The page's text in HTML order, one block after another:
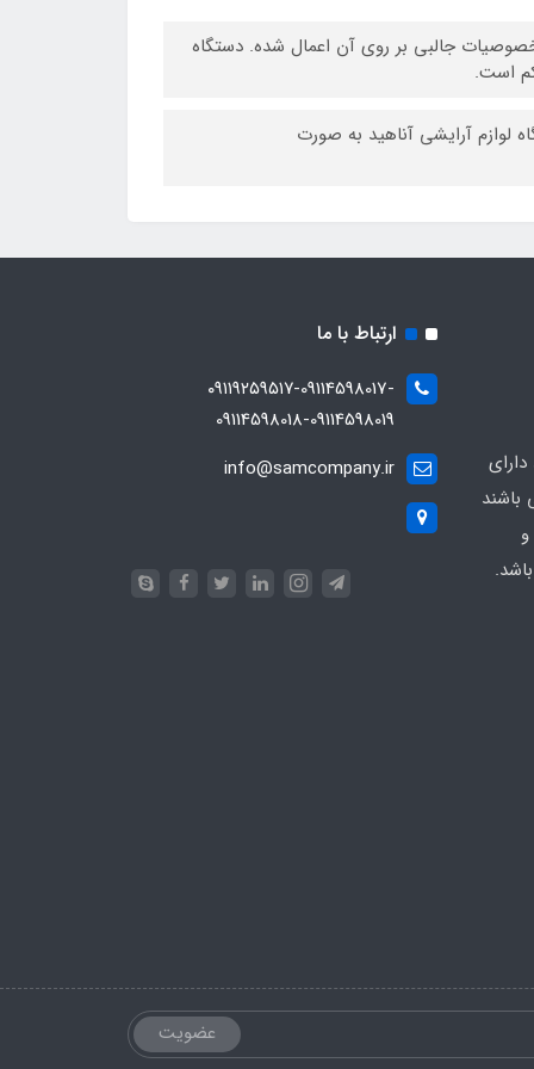
که خصوصیات جالبی بر روی آن اعمال شده. دستگاه
لوازم آرایشی آناهید به صورت
باشند
ارتباط با ما
۰۹۱۱۹۲۵۹۵۱۷-09114598017-
09114598018-09114598019
info@samcompany.ir
عضویت